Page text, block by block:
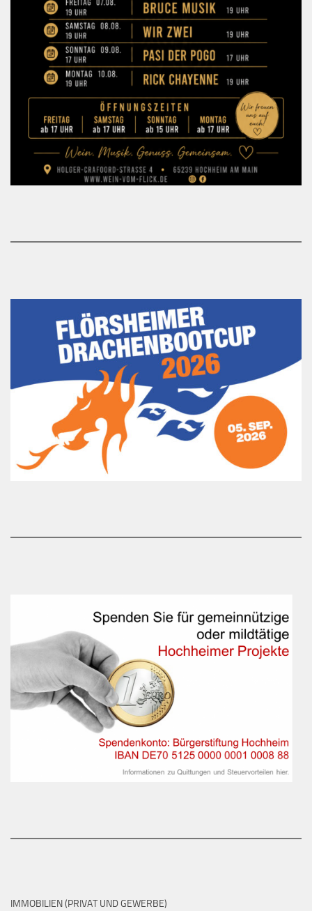
IMMOBILIEN (PRIVAT UND GEWERBE)